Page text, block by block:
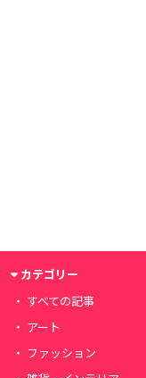
カテゴリー
すべての記事
アート
ファッション